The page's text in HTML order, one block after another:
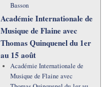
Basson
Académie Internationale de
Musique de Flaine avec
Thomas Quinquenel du 1er
au 15 août
Académie Internationale de
Musique de Flaine avec